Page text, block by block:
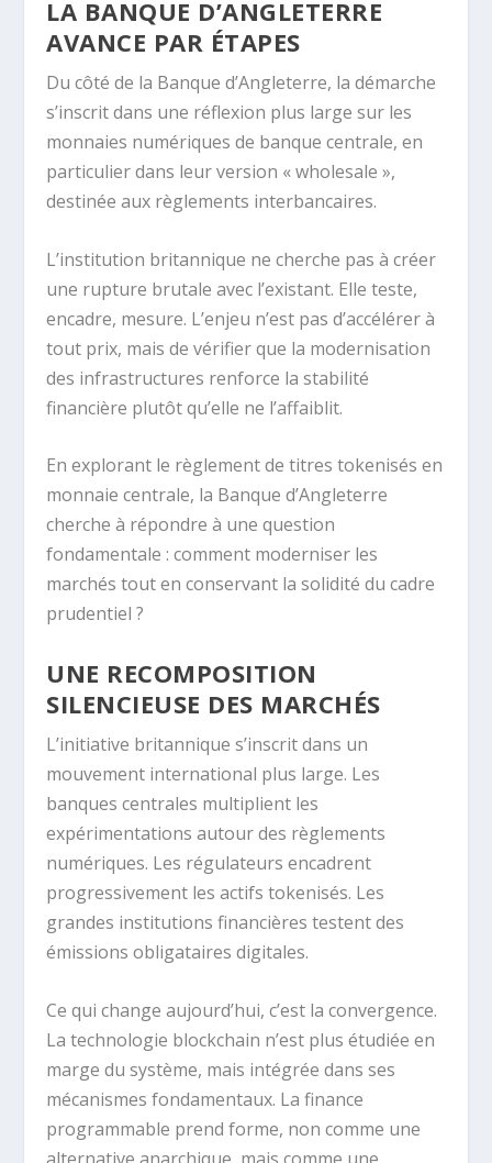
LA BANQUE D’ANGLETERRE
AVANCE PAR ÉTAPES
Du côté de la Banque d’Angleterre, la démarche
s’inscrit dans une réflexion plus large sur les
monnaies numériques de banque centrale, en
particulier dans leur version « wholesale »,
destinée aux règlements interbancaires.
L’institution britannique ne cherche pas à créer
une rupture brutale avec l’existant. Elle teste,
encadre, mesure. L’enjeu n’est pas d’accélérer à
tout prix, mais de vérifier que la modernisation
des infrastructures renforce la stabilité
financière plutôt qu’elle ne l’affaiblit.
En explorant le règlement de titres tokenisés en
monnaie centrale, la Banque d’Angleterre
cherche à répondre à une question
fondamentale : comment moderniser les
marchés tout en conservant la solidité du cadre
prudentiel ?
UNE RECOMPOSITION
SILENCIEUSE DES MARCHÉS
L’initiative britannique s’inscrit dans un
mouvement international plus large. Les
banques centrales multiplient les
expérimentations autour des règlements
numériques. Les régulateurs encadrent
progressivement les actifs tokenisés. Les
grandes institutions financières testent des
émissions obligataires digitales.
Ce qui change aujourd’hui, c’est la convergence.
La technologie blockchain n’est plus étudiée en
marge du système, mais intégrée dans ses
mécanismes fondamentaux. La finance
programmable prend forme, non comme une
alternative anarchique, mais comme une